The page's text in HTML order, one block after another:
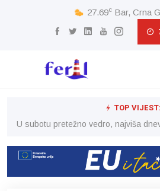
27.69c Bar, Crna
TOP VIJEST:
U subotu pretežno vedro, najviša